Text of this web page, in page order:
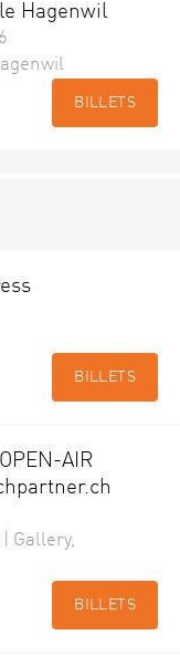
Hagenwil
BILLETS
BILLETS
AIR
Gallery,
BILLETS